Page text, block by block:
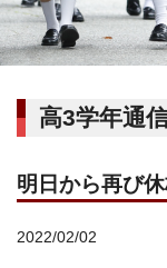
高3学年通
明日から再び
2022/02/02